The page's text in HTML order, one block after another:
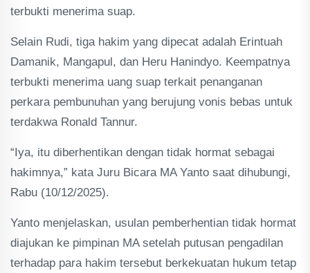
terbukti menerima suap.
Selain Rudi, tiga hakim yang dipecat adalah Erintuah
Damanik, Mangapul, dan Heru Hanindyo. Keempatnya
terbukti menerima uang suap terkait penanganan
perkara pembunuhan yang berujung vonis bebas untuk
terdakwa Ronald Tannur.
“Iya, itu diberhentikan dengan tidak hormat sebagai
hakimnya,” kata Juru Bicara MA Yanto saat dihubungi,
Rabu (10/12/2025).
Yanto menjelaskan, usulan pemberhentian tidak hormat
diajukan ke pimpinan MA setelah putusan pengadilan
terhadap para hakim tersebut berkekuatan hukum tetap